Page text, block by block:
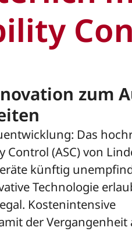
zum
Das
Control (ASC) von
künftig
Technologie
Kostenintensive
der Vergangenheit